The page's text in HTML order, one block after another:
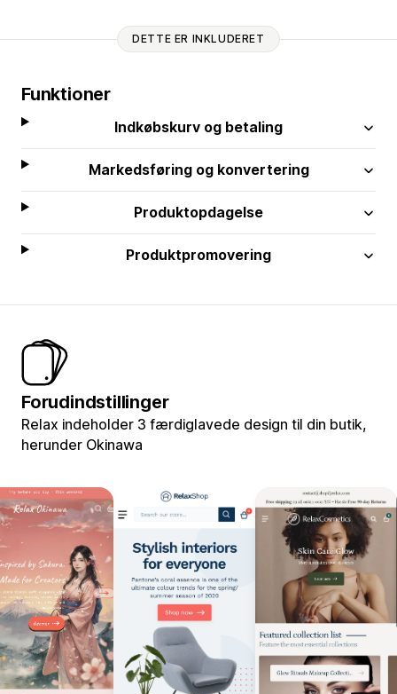
DETTE ER INKLUDERET
Funktioner
Indkøbskurv og betaling
Markedsføring og konvertering
Produktopdagelse
Produktpromovering
Forudindstillinger
Relax indeholder 3 færdiglavede design til din butik,
herunder Okinawa